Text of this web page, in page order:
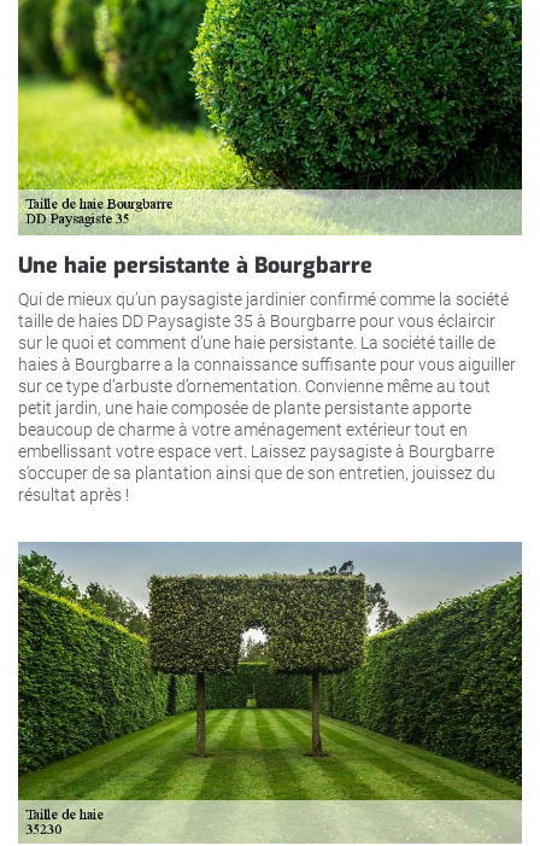
Une haie persistante à Bourgbarre
Qui de mieux qu’un paysagiste jardinier confirmé comme la société
taille de haies DD Paysagiste 35 à Bourgbarre pour vous éclaircir
sur le quoi et comment d’une haie persistante. La société taille de
haies à Bourgbarre a la connaissance suffisante pour vous aiguiller
sur ce type d’arbuste d’ornementation. Convienne même au tout
petit jardin, une haie composée de plante persistante apporte
beaucoup de charme à votre aménagement extérieur tout en
embellissant votre espace vert. Laissez paysagiste à Bourgbarre
s’occuper de sa plantation ainsi que de son entretien, jouissez du
résultat après !